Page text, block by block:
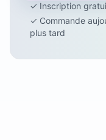
✓ Inscription
✓ Commande
plus tard